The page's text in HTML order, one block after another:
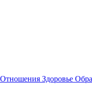
Отношения Здоровье